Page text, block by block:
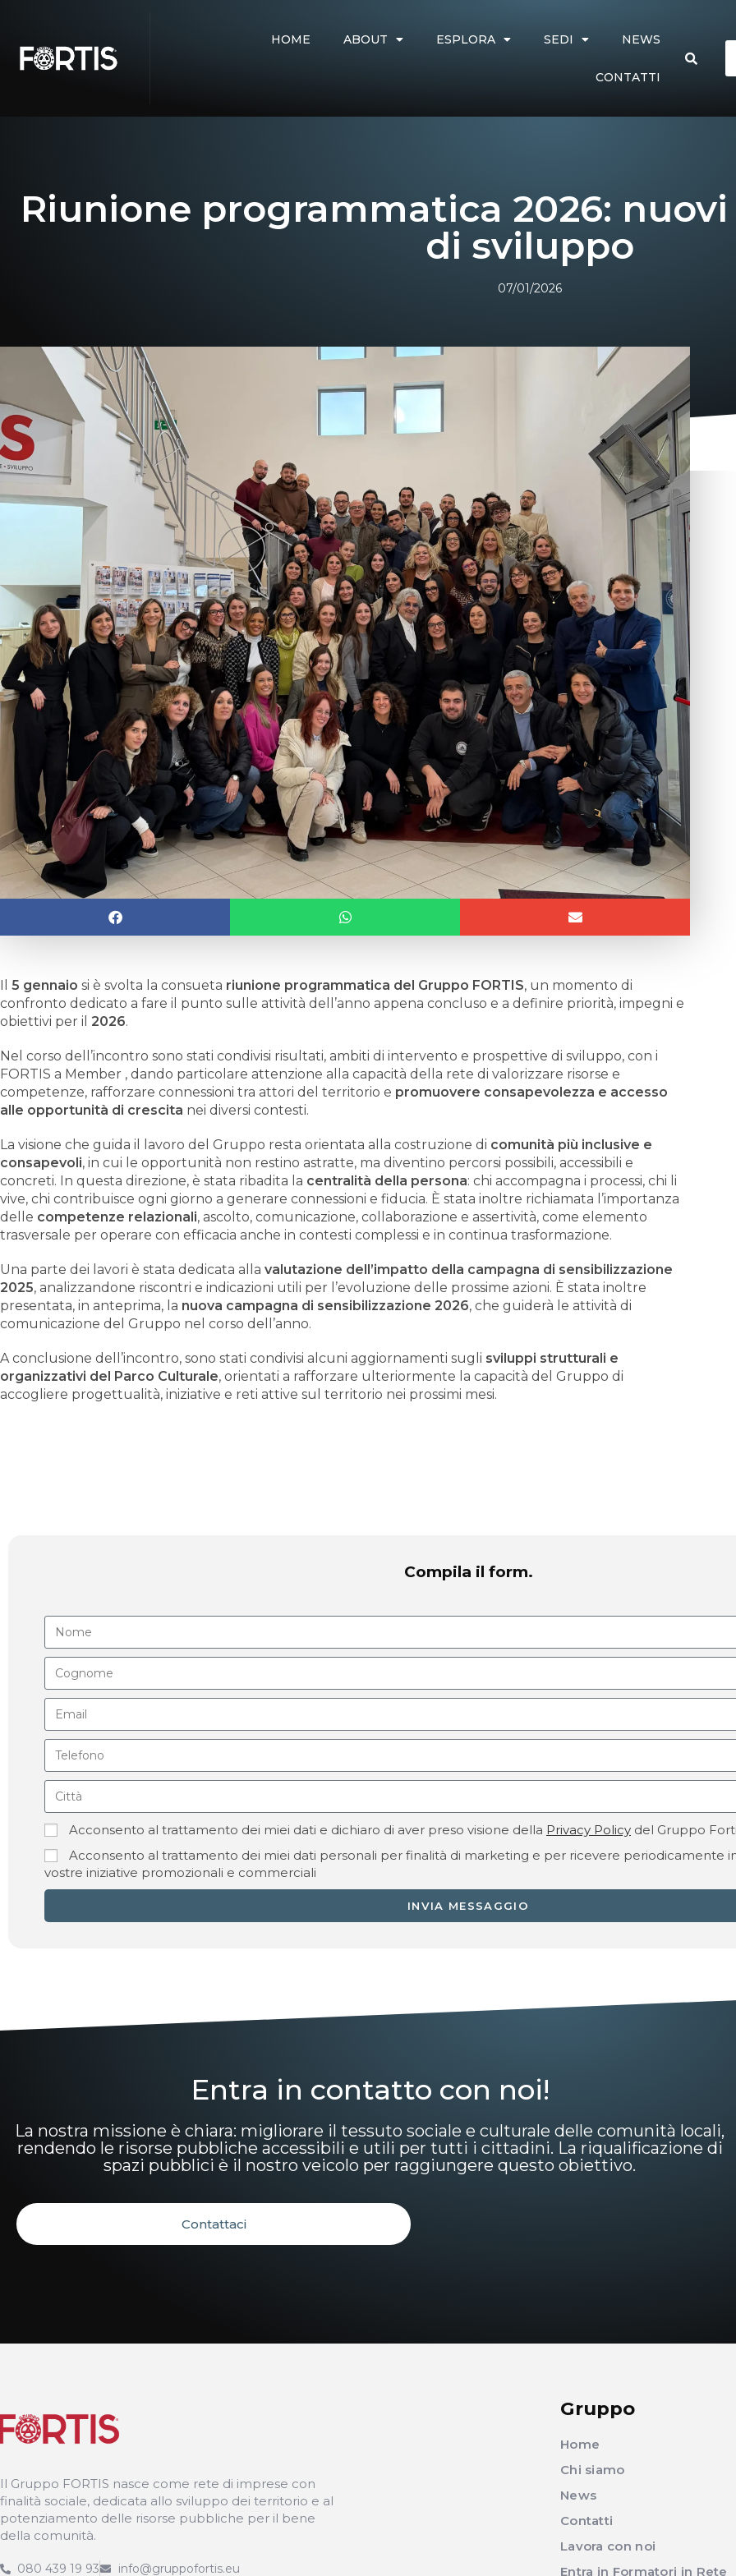
HOME ABOUT ESPLORA SEDI NEWS
CONTATTI
Riunione programmatica 2026:
di sviluppo
07/01/2026
Il 5 gennaio si è svolta la consueta riunione programmatica del Gruppo FORTIS, un momento di
confronto dedicato a fare il punto sulle attività dell’anno appena concluso e a definire priorità, impegni e
obiettivi per il 2026.
Nel corso dell’incontro sono stati condivisi risultati, ambiti di intervento e prospettive di sviluppo, con i
FORTIS a Member , dando particolare attenzione alla capacità della rete di valorizzare risorse e
competenze, rafforzare connessioni tra attori del territorio e promuovere consapevolezza e accesso
alle opportunità di crescita nei diversi contesti.
La visione che guida il lavoro del Gruppo resta orientata alla costruzione di comunità più inclusive e
consapevoli, in cui le opportunità non restino astratte, ma diventino percorsi possibili, accessibili e
concreti. In questa direzione, è stata ribadita la centralità della persona: chi accompagna i processi, chi li
vive, chi contribuisce ogni giorno a generare connessioni e fiducia. È stata inoltre richiamata l’importanza
delle competenze relazionali, ascolto, comunicazione, collaborazione e assertività, come elemento
trasversale per operare con efficacia anche in contesti complessi e in continua trasformazione.
Una parte dei lavori è stata dedicata alla valutazione dell’impatto della campagna di sensibilizzazione
2025, analizzandone riscontri e indicazioni utili per l’evoluzione delle prossime azioni. È stata inoltre
presentata, in anteprima, la nuova campagna di sensibilizzazione 2026, che guiderà le attività di
comunicazione del Gruppo nel corso dell’anno.
A conclusione dell’incontro, sono stati condivisi alcuni aggiornamenti sugli sviluppi strutturali e
organizzativi del Parco Culturale, orientati a rafforzare ulteriormente la capacità del Gruppo di
accogliere progettualità, iniziative e reti attive sul territorio nei prossimi mesi.
Compila il form.
Acconsento al trattamento dei miei dati e dichiaro di aver preso visione della Privacy Policy del Gruppo
Acconsento al trattamento dei miei dati personali per finalità di marketing e per ricevere periodicamente
vostre iniziative promozionali e commerciali
INVIA MESSAGGIO
Entra in contatto con noi!
La nostra missione è chiara: migliorare il tessuto sociale e culturale delle comunità locali,
rendendo le risorse pubbliche accessibili e utili per tutti i cittadini. La riqualificazione di
spazi pubblici è il nostro veicolo per raggiungere questo obiettivo.
Contattaci
Il Gruppo FORTIS nasce come rete di imprese con
finalità sociale, dedicata allo sviluppo dei territorio e al
potenziamento delle risorse pubbliche per il bene
della comunità.
080 439 19 93 info@gruppofortis.eu
Gruppo
Home
Chi siamo
News
Contatti
Lavora con noi
Entra in Formatori in Rete